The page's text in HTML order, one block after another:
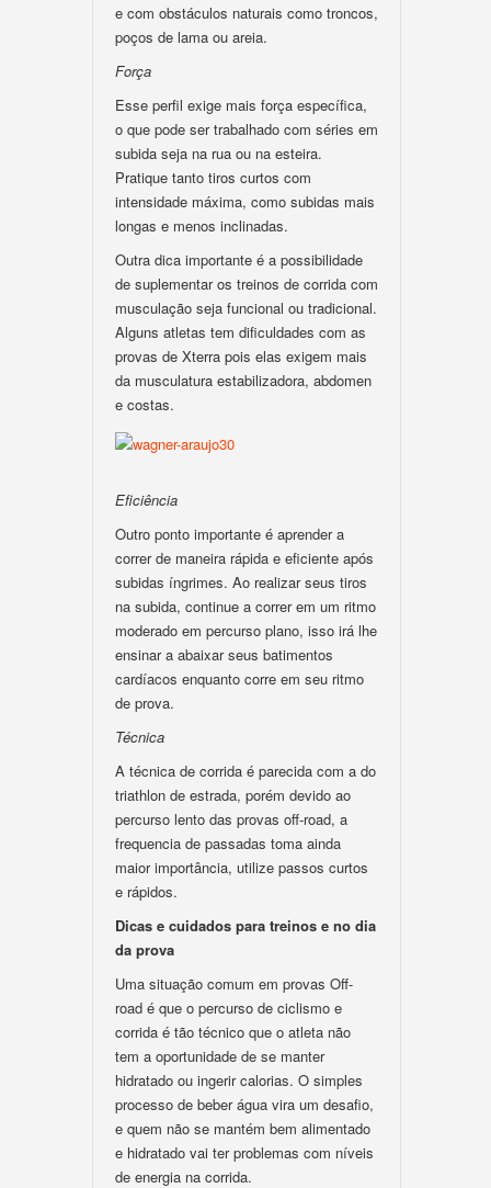
e com obstáculos naturais como troncos,
poços de lama ou areia.
Força
Esse perfil exige mais força específica,
o que pode ser trabalhado com séries em
subida seja na rua ou na esteira.
Pratique tanto tiros curtos com
intensidade máxima, como subidas mais
longas e menos inclinadas.
Outra dica importante é a possibilidade
de suplementar os treinos de corrida com
musculação seja funcional ou tradicional.
Alguns atletas tem dificuldades com as
provas de Xterra pois elas exigem mais
da musculatura estabilizadora, abdomen
e costas.
Eficiência
Outro ponto importante é aprender a
correr de maneira rápida e eficiente após
subidas íngrimes. Ao realizar seus tiros
na subida, continue a correr em um ritmo
moderado em percurso plano, isso irá lhe
ensinar a abaixar seus batimentos
cardíacos enquanto corre em seu ritmo
de prova.
Técnica
A técnica de corrida é parecida com a do
triathlon de estrada, porém devido ao
percurso lento das provas off-road, a
frequencia de passadas toma ainda
maior importância, utilize passos curtos
e rápidos.
Dicas e cuidados para treinos e no dia
da prova
Uma situação comum em provas Off-
road é que o percurso de ciclismo e
corrida é tão técnico que o atleta não
tem a oportunidade de se manter
hidratado ou ingerir calorias. O simples
processo de beber água vira um desafio,
e quem não se mantém bem alimentado
e hidratado vai ter problemas com níveis
de energia na corrida.